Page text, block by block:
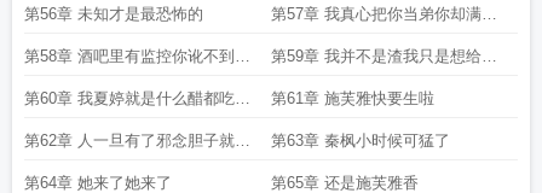
我
第56章 未知才是最恐怖的 第57章 我真心把你当弟你却满脑
子想
第58章 酒吧里有监控你讹不到我
的
第59章 我并不是渣我只是想给所
有漂亮妹子一个家
第60章 我夏婷就是什么醋都吃怎
么了
第61章 施芙雅快要生啦
第62章 人一旦有了邪念胆子就会
大许多
第63章 秦枫小时候可猛了
第64章 她来了她来了 第65章 还是施芙雅香